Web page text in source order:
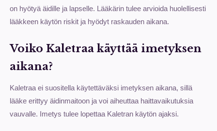
on hyötyä äidille ja lapselle. Lääkärin tulee arvioida huolellisesti
lääkkeen käytön riskit ja hyödyt raskauden aikana.
Voiko Kaletraa käyttää imetyksen
aikana?
Kaletraa ei suositella käytettäväksi imetyksen aikana, sillä
lääke erittyy äidinmaitoon ja voi aiheuttaa haittavaikutuksia
vauvalle. Imetys tulee lopettaa Kaletran käytön ajaksi.